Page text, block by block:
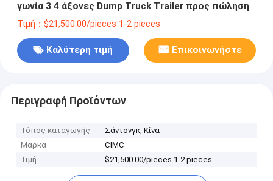
γωνία 3 4 άξονες Dump Truck Trailer προς πώληση
Τιμή：$21,500.00/pieces 1-2 pieces
Καλύτερη τιμή Επικοινωνήστε
Περιγραφή Προϊόντων
Τόπος καταγωγής
Σάντονγκ, Κίνα
Μάρκα
CIMC
Τιμή
$21,500.00/pieces 1-2 pieces